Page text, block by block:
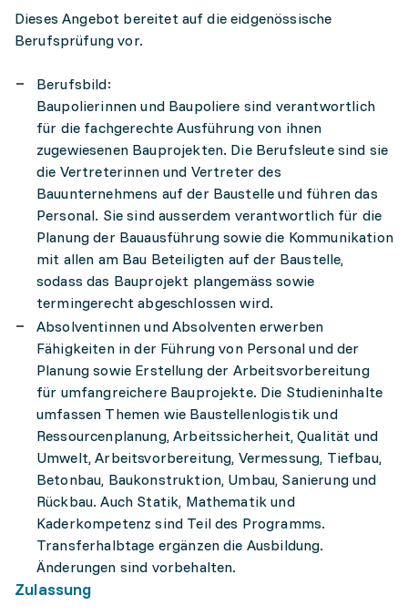
Dieses Angebot bereitet auf die eidgenössische
Berufsprüfung vor.
Berufsbild:
Baupolierinnen und Baupoliere sind verantwortlich
für die fachgerechte Ausführung von ihnen
zugewiesenen Bauprojekten. Die Berufsleute sind sie
die Vertreterinnen und Vertreter des
Bauunternehmens auf der Baustelle und führen das
Personal. Sie sind ausserdem verantwortlich für die
Planung der Bauausführung sowie die Kommunikation
mit allen am Bau Beteiligten auf der Baustelle,
sodass das Bauprojekt plangemäss sowie
termingerecht abgeschlossen wird.
Absolventinnen und Absolventen erwerben
Fähigkeiten in der Führung von Personal und der
Planung sowie Erstellung der Arbeitsvorbereitung
für umfangreichere Bauprojekte. Die Studieninhalte
umfassen Themen wie Baustellenlogistik und
Ressourcenplanung, Arbeitssicherheit, Qualität und
Umwelt, Arbeitsvorbereitung, Vermessung, Tiefbau,
Betonbau, Baukonstruktion, Umbau, Sanierung und
Rückbau. Auch Statik, Mathematik und
Kaderkompetenz sind Teil des Programms.
Transferhalbtage ergänzen die Ausbildung.
Änderungen sind vorbehalten.
Zulassung